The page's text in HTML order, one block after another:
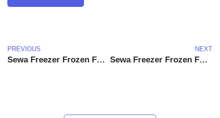
PREVIOUS
Sewa Freezer Frozen Food Kabupaten Cianjur
NEXT
Sewa Freezer Frozen Food Sudirman